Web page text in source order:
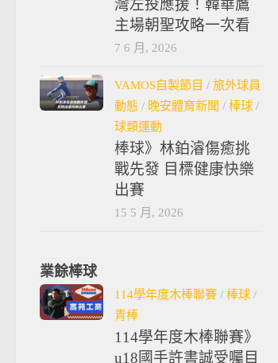
中華職棒
野手 張正偉
灣左投應援！韓華鷹
主場朝聖攻略一次看
7 6 月, 2026
VAMOS自製節目 / 旅外球員
動態 / 晚安體育新聞 / 棒球 /
球類運動
棒球》林鉑濬傷癒挑
戰先發 目標健康快樂
出賽
15 5 月, 2026
業餘棒球
114學年度木棒聯賽 / 棒球 /
青棒
114學年度木棒聯賽》
u18國手許書誠受囑目